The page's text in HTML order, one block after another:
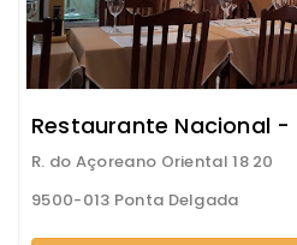
Restaurante Nacional
R. do Açoreano Oriental 18 20
9500-013 Ponta Delgada